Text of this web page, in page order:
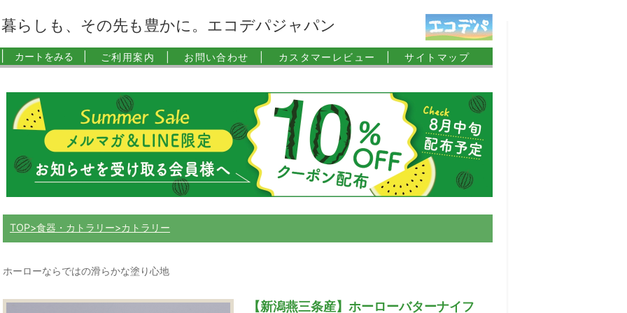
暮らしも、その先も豊かに。エコデパジャパン
カートをみる | ご利用案内 | お問い合わせ | カスタマーレビュー | サイトマップ
TOP 食器・カトラリー カトラリー
ホーローならではの滑らかな塗り心地
【新潟燕三条産】ホーローバターナイフ